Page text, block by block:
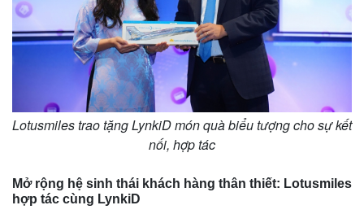
Chứng khoán
Giá cà phê
Lotusmiles trao tặng LynkiD món quà biểu tượng cho sự kết
nối, hợp tác
Mở rộng hệ sinh thái khách hàng thân thiết: Lotusmiles
hợp tác cùng LynkiD